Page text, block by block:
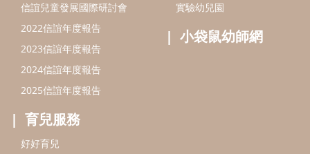
信誼兒童發展國際研討會
2022信誼年度報告
2023信誼年度報告
2024信誼年度報告
2025信誼年度報告
育兒服務
好好育兒
實驗幼兒園
小袋鼠幼師網